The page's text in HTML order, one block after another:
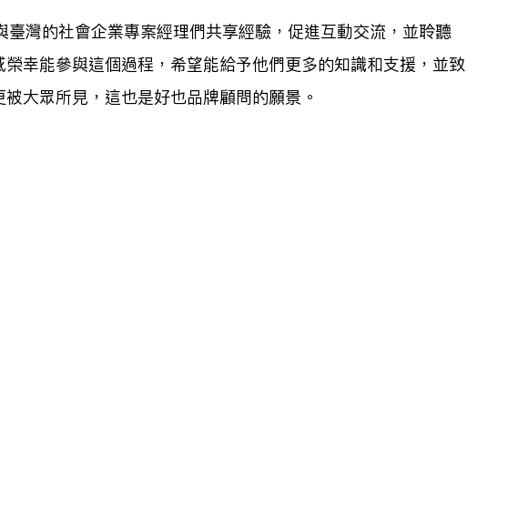
臺灣的社會企業專案經理們共享經驗，促進互動交流，並聆聽
幸能參與這個過程，希望能給予他們更多的知識和支援，並致
大眾所見，這也是好也品牌顧問的願景。